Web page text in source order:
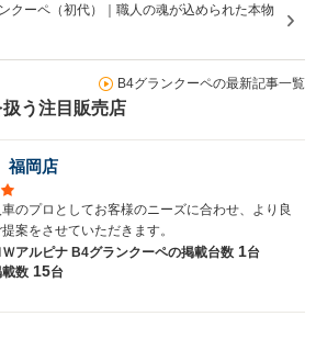
クーペ（初代）｜職人の魂が込められた本物
B4グランクーペの最新記事一覧
う注目販売店
福岡店
のプロとしてお客様のニーズに合わせ、より良
案をさせていただきます。
Ｗアルピナ B4グランクーペの掲載台数 1台
数 15台